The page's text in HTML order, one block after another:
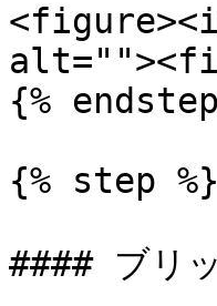
{%
{% step %}
#### ブリ